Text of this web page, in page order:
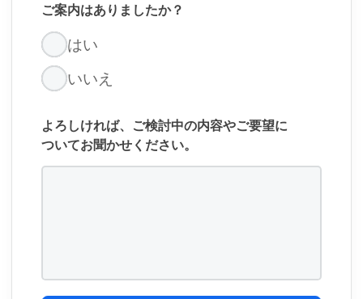
ご案内は​ありましたか？
は​い
いいえ
よろしければ、​ご検討中の​内容や​ご要望に​
ついてお聞か​せください。